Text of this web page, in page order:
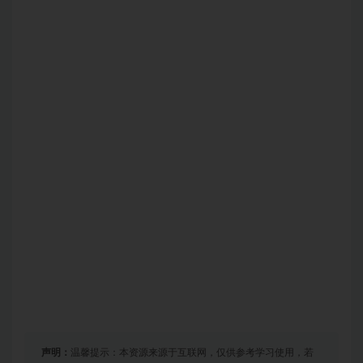
声明： 温馨提示：本资源来源于互联网，仅供参考学习使用，若